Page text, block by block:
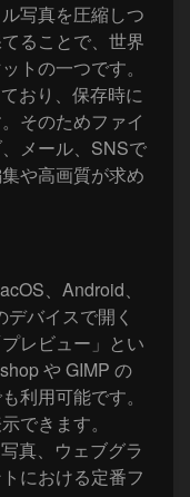
写真を圧縮しつ
ることで、世界
トの一つです。
おり、保存時に
そのためファイ
メール、SNSで
や高画質が求め
、Android、
バイスで開く
レビュー」とい
や GIMP の
利用可能です。
できます。
真、ウェブグラ
における定番フ